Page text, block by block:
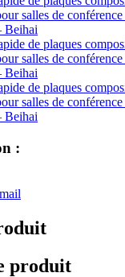
:
produit